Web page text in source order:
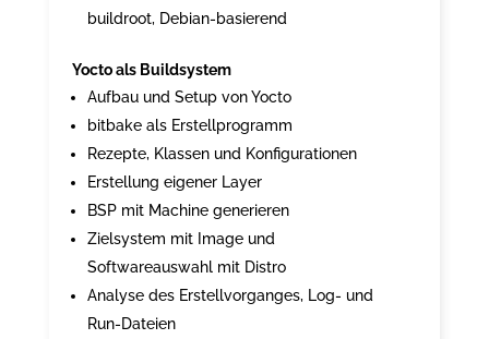
buildroot, Debian-basierend
Yocto als Buildsystem
Aufbau und Setup von Yocto
bitbake als Erstellprogramm
Rezepte, Klassen und Konfigurationen
Erstellung eigener Layer
BSP mit Machine generieren
Zielsystem mit Image und
Softwareauswahl mit Distro
Analyse des Erstellvorganges, Log- und
Run-Dateien